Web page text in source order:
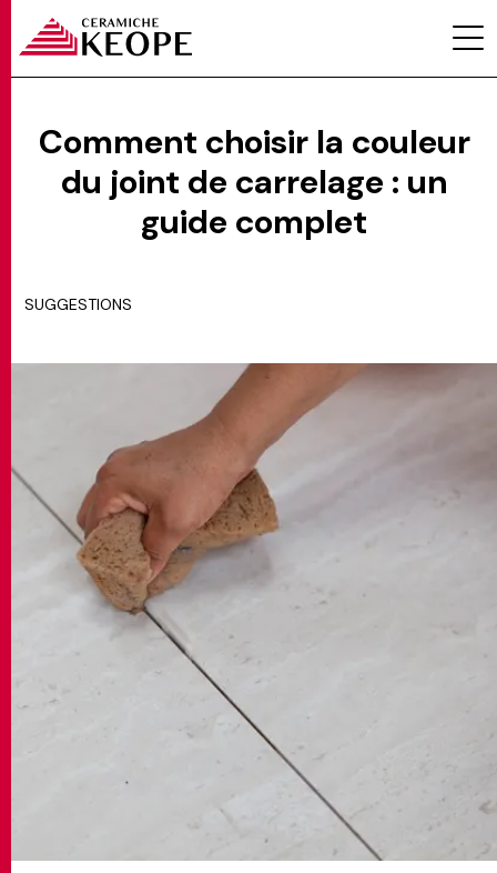
PROJETS
CONTACTS
MATCH APP
RECHERCHE
ESPACE RÉSERVÉ
Comment choisir la couleur
du joint de carrelage : un
guide complet
SUGGESTIONS